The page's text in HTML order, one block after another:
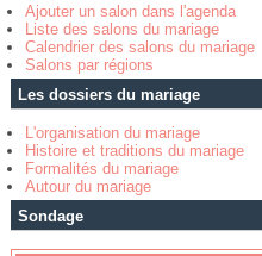
Ajouter un salon dans l'agenda
Liste des salons du mariage
Calendrier des salons du mariage
Salons par régions
Les dossiers du mariage
L'organisation du mariage
Histoire et traditions du mariage
Formalités du mariage
Autour du mariage
Sondage